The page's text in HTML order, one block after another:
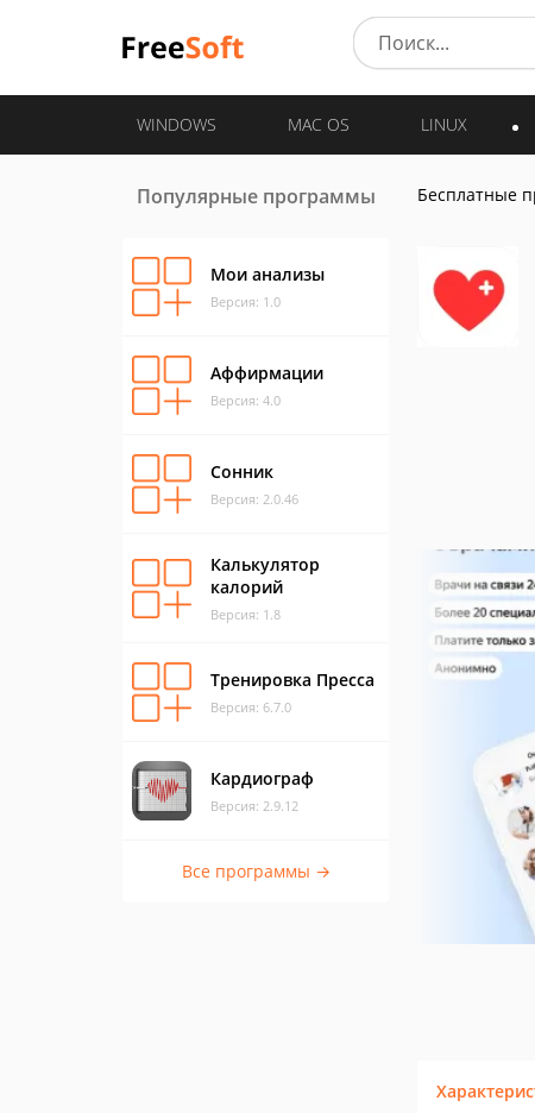
WINDOWS MAC OS LINUX
Популярные программы
Мои анализы
Версия: 1.0
Аффирмации
Версия: 4.0
Сонник
Версия: 2.0.46
Калькулятор
калорий
Версия: 1.8
Тренировка Пресса
Версия: 6.7.0
Кардиограф
Версия: 2.9.12
Все программы →
Бесплатные